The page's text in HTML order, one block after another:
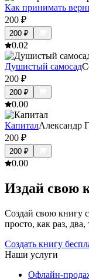
Как принимать
200 ₽
200 ₽
0.02
Душистый самосад
200 ₽
200 ₽
0.00
КапиталАлександр
200 ₽
200 ₽
0.00
Издай свою
Создай свою книгу
просто, как раз, два,
Создать книгу
Наши услуги
Офлайн-